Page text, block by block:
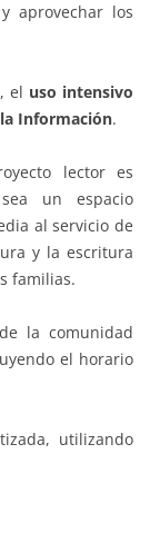
aprovechar los
el uso intensivo
Información.
lector es
un espacio
al servicio de
y la escritura
familias.
la comunidad
el horario
utilizando